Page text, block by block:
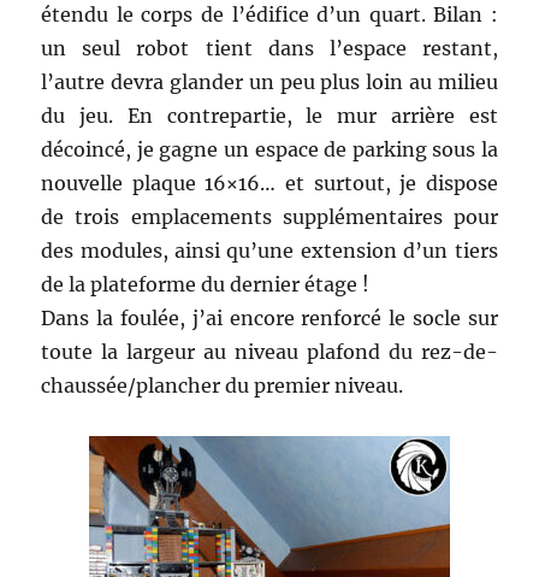
étendu le corps de l’édifice d’un quart. Bilan :
un seul robot tient dans l’espace restant,
l’autre devra glander un peu plus loin au milieu
du jeu. En contrepartie, le mur arrière est
décoincé, je gagne un espace de parking sous la
nouvelle plaque 16×16… et surtout, je dispose
de trois emplacements supplémentaires pour
des modules, ainsi qu’une extension d’un tiers
de la plateforme du dernier étage !
Dans la foulée, j’ai encore renforcé le socle sur
toute la largeur au niveau plafond du rez-de-
chaussée/plancher du premier niveau.